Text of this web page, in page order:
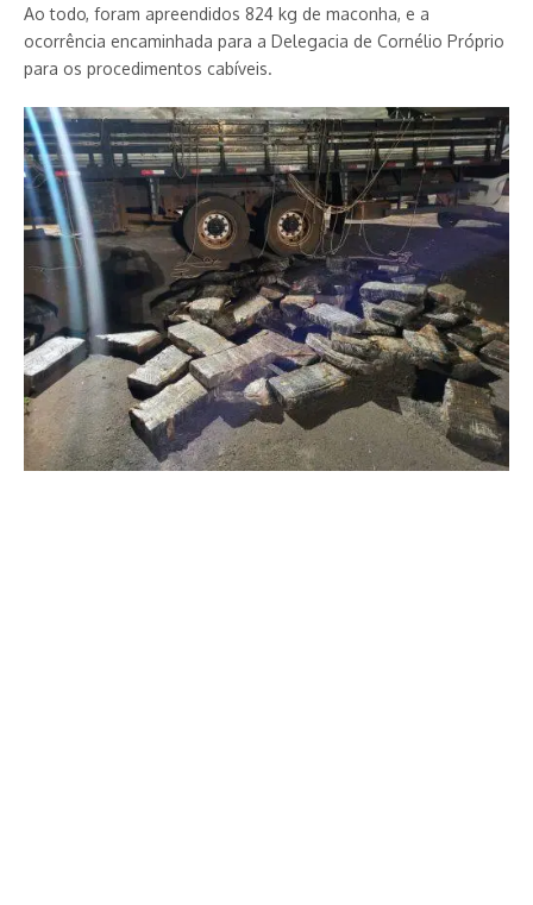
Ao todo, foram apreendidos 824 kg de maconha, e a
ocorrência encaminhada para a Delegacia de Cornélio Próprio
para os procedimentos cabíveis.